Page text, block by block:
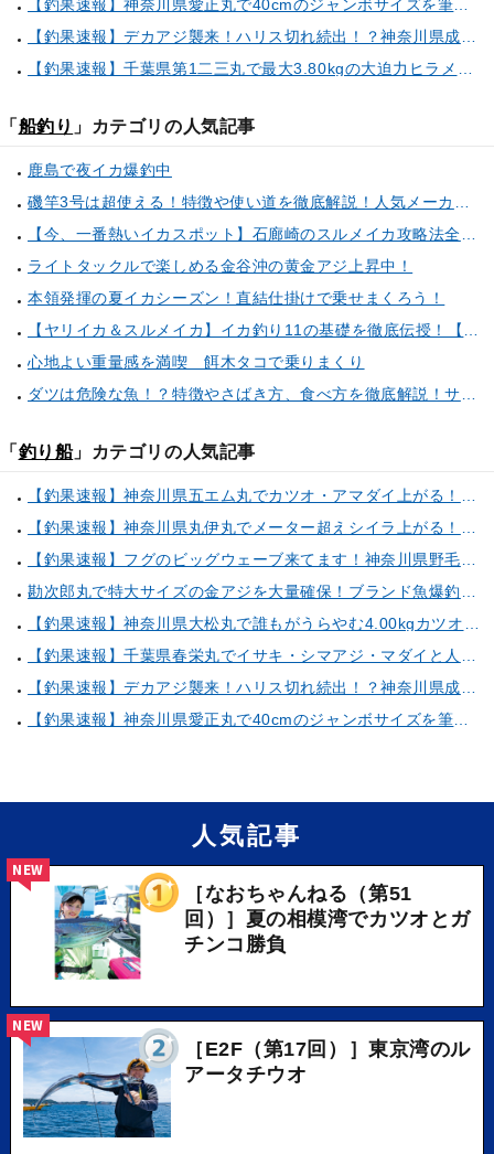
【釣果速報】神奈川県愛正丸で40cmのジャンボサイズを筆頭にアジが釣れまくり！味も極上な今が乗船どき！
【釣果速報】デカアジ襲来！ハリス切れ続出！？神奈川県成銀丸は今が狙い目の大チャンス！
【釣果速報】千葉県第1二三丸で最大3.80kgの大迫力ヒラメ獲れる！憧れの巨大根魚に出会う船の旅に出ませんか？
「 船釣り 」カテゴリの人気記事
鹿島で夜イカ爆釣中
磯竿3号は超使える！特徴や使い道を徹底解説！人気メーカーのおすすめ磯竿もピックアップ！
【今、一番熱いイカスポット】石廊崎のスルメイカ攻略法全解説！（とび島丸／西伊豆 土肥恋人岬）
ライトタックルで楽しめる金谷沖の黄金アジ上昇中！
本領発揮の夏イカシーズン！直結仕掛けで乗せまくろう！
【ヤリイカ＆スルメイカ】イカ釣り11の基礎を徹底伝授！【中編】（喜平治丸／三浦半島剣崎間口港）
心地よい重量感を満喫 餌木タコで乗りまくり
ダツは危険な魚！？特徴やさばき方、食べ方を徹底解説！サヨリとの見分け方もご紹介
「 釣り船」カテゴリの人気記事
【釣果速報】神奈川県五エム丸でカツオ・アマダイ上がる！イトヨリ・カサゴ・鬼カサゴなどゲストも多種多様！充実の釣行をお約束します！
【釣果速報】神奈川県丸伊丸でメーター超えシイラ上がる！夏の海のモンスターと勝負したいなら今すぐ予約を！
【釣果速報】フグのビッグウェーブ来てます！神奈川県野毛屋釣船店で38cmのショウサイフグGET！このチャンスを逃すな！
勘次郎丸で特大サイズの金アジを大量確保！ブランド魚爆釣の秘密は船長特製の「アレ」だった！【口コミ多数掲載】
【釣果速報】神奈川県大松丸で誰もがうらやむ4.00kgカツオをキャッチ！あなたも乗船して青物三昧しませんか？
【釣果速報】千葉県春栄丸でイサキ・シマアジ・マダイと人気魚種続々ゲット！いろいろな魚との出会いを楽しみたい人は即予約を！
【釣果速報】デカアジ襲来！ハリス切れ続出！？神奈川県成銀丸は今が狙い目の大チャンス！
【釣果速報】神奈川県愛正丸で40cmのジャンボサイズを筆頭にアジが釣れまくり！味も極上な今が乗船どき！
人気記事
［なおちゃんねる（第51
回）］夏の相模湾でカツオとガ
チンコ勝負
NEW
［E2F（第17回）］東京湾のル
アータチウオ
NEW